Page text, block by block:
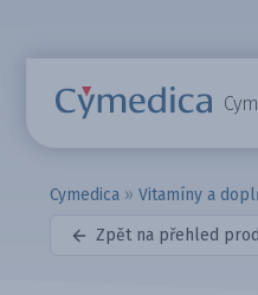
Cymedica » Vitamíny a
Zpět na přehled